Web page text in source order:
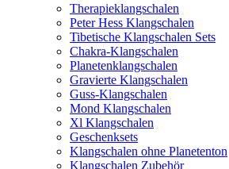
Therapieklangschalen
Peter Hess Klangschalen
Tibetische Klangschalen Sets
Chakra-Klangschalen
Planetenklangschalen
Gravierte Klangschalen
Guss-Klangschalen
Mond Klangschalen
Xl Klangschalen
Geschenksets
Klangschalen ohne Planetenton
Klangschalen Zubehör